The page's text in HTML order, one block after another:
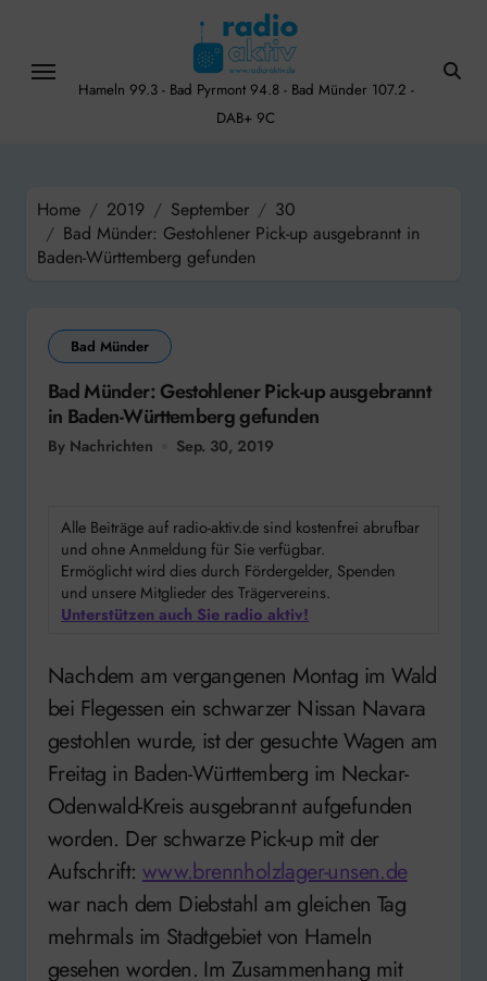
content
Hameln 99.3 - Bad Pyrmont 94.8 - Bad Münder 107.2 -
DAB+ 9C
Home 2019 September
30
Bad Münder: Gestohlener Pick-up ausgebrannt in
Baden-Württemberg gefunden
Bad Münder
Bad Münder: Gestohlener Pick-up ausgebrannt
in Baden-Württemberg gefunden
By Nachrichten Sep. 30, 2019
Alle Beiträge auf radio-aktiv.de sind kostenfrei abrufbar
und ohne Anmeldung für Sie verfügbar.
Ermöglicht wird dies durch Fördergelder, Spenden
und unsere Mitglieder des Trägervereins.
Unterstützen auch Sie radio aktiv!
Nachdem am vergangenen Montag im Wald
bei Flegessen ein schwarzer Nissan Navara
gestohlen wurde, ist der gesuchte Wagen am
Freitag in Baden-Württemberg im Neckar-
Odenwald-Kreis ausgebrannt aufgefunden
worden. Der schwarze Pick-up mit der
Aufschrift: www.brennholzlager-unsen.de
war nach dem Diebstahl am gleichen Tag
mehrmals im Stadtgebiet von Hameln
gesehen worden. Im Zusammenhang mit